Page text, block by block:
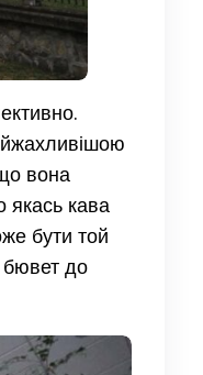
вона
якась кава
бути той
бювет до